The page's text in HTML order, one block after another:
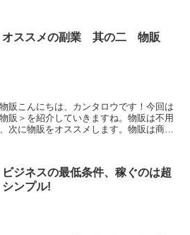
オススメの副業 其の二 物販
こんにちは、カンタロウです！今回は
販＞を紹介していきますね。物販は不用
次に物販をオススメします。物販は商売
ビジネスの最低条件、稼ぐのは超
シンプル!